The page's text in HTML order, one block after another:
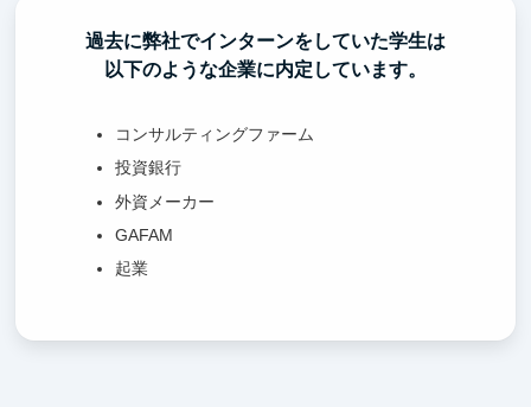
過去に弊社でインターンをしていた学生は
以下のような企業に内定しています。
コンサルティングファーム
投資銀行
外資メーカー
GAFAM
起業